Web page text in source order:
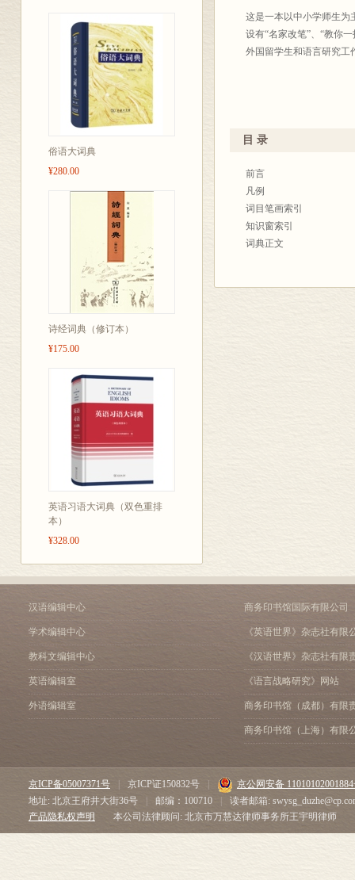
俗语大词典
¥280.00
诗经词典（修订本）
¥175.00
英语习语大词典（双色重排
本）
¥328.00
必要的。恰好，商务印书
这本词典是一本以实用
录，在意义相近的同义词
这本词典的选目一般是
的同义词。
为了帮助读者对同义词
其他的异形词语等；对成
为了扩展知识面，增加这
家改笔”主要选取名家不
这是一本以中小学师生为
设有“名家改笔”、“教你
外国留学生和语言研究工
目 录
前言
凡例
词目笔画索引
知识窗索引
词典正文
汉语编辑中心
学术编辑中心
教科文编辑中心
英语编辑室
外语编辑室
商务印书馆国际有限公司
《英语世界》杂志社有限
《汉语世界》杂志社有限
《语言战略研究》网站
商务印书馆（成都）有限
商务印书馆（上海）有限
京ICP备05007371号 京ICP证150832号
京公网安备
地址: 北京王府井大街36号
邮编：100710
读者邮箱:
产品隐私权声明
本公司法律顾问: 北京市万慧达律师事务所王宇明律师